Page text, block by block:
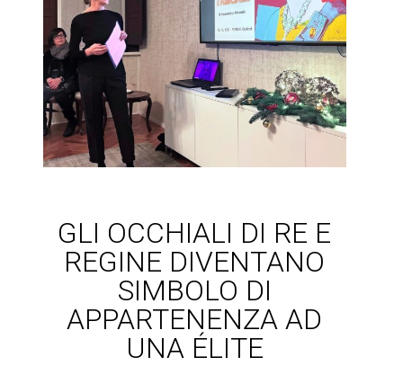
GLI OCCHIALI DI RE E
REGINE DIVENTANO
SIMBOLO DI
APPARTENENZA AD
UNA ÉLITE